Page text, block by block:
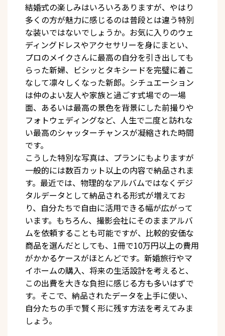
結婚式の楽しみはいろいろありますが、やはり
多くの方が魅力に感じるのは普段とは違う特別
な装いではないでしょうか。お気に入りのウェ
ディングドレスやアクセサリーを身にまとい、
プロのメイクさんに最高の自分を引き出しても
らった新婦、ビシッとタキシードを完璧に着こ
なして凛々しくなった新郎。シチュエーション
は仲のよい友人や家族と過ごす式場での一場
面、あるいは最高の景色を背景にした前撮りや
フォトウェディングなど、人生で二度と訪れな
い最高のシャッターチャンスが凝縮された時間
です。
こうした特別な写真は、プランにもよりますが
一般的には数百カット以上の内容で納品されま
す。最近では、物理的なアルバムではなくデジ
タルデータとして納品される形式が増えてお
り、自分たちで自由に活用できる幅が広がって
います。もちろん、撮影会社にそのままアルバ
ムを依頼することも可能ですが、比較的安価な
商品を選んだとしても、1冊で10万円以上の費用
がかかるケースがほとんどです。新婚旅行やマ
イホームの購入、将来の生活設計を考えると、
この出費を大きな負担に感じる方も多いはずで
す。そこで、納品されたデータを上手に使い、
自分たちの手で賢く形に残す方法を考えてみま
しょう。